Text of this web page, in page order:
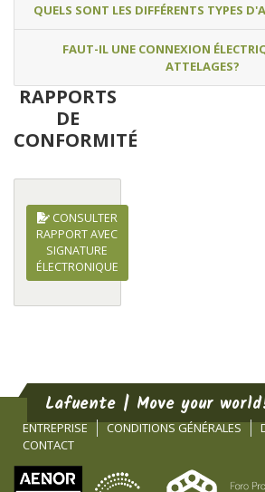
QUELS SONT LES DIFFÉRENTS TYPES
FAUT-IL UNE CONNEXION
ATTELAGES?
RAPPORTS
DE
CONFORMITÉ
CONSULTER
RAPPORT AVEC
SIGNATURE
ÉLECTRONIQUE
Lafuente | Move your
ENTREPRISE CONDITIONS GÉNÉRALES
CONTACT